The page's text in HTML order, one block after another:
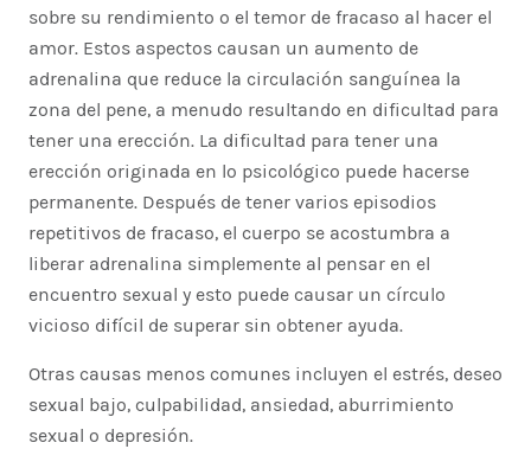
sobre su rendimiento o el temor de fracaso al hacer el
amor. Estos aspectos causan un aumento de
adrenalina que reduce la circulación sanguínea la
zona del pene, a menudo resultando en dificultad para
tener una erección. La dificultad para tener una
erección originada en lo psicológico puede hacerse
permanente. Después de tener varios episodios
repetitivos de fracaso, el cuerpo se acostumbra a
liberar adrenalina simplemente al pensar en el
encuentro sexual y esto puede causar un círculo
vicioso difícil de superar sin obtener ayuda.
Otras causas menos comunes incluyen el estrés, deseo
sexual bajo, culpabilidad, ansiedad, aburrimiento
sexual o depresión.